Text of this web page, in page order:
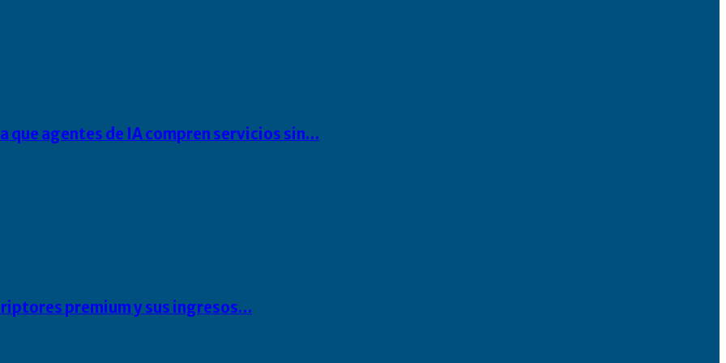
agentes de IA compren servicios sin…
premium y sus ingresos…